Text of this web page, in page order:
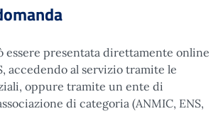
essere presentata direttamente online
accedendo al servizio tramite le
oppure tramite un ente di
di categoria (ANMIC, ENS,